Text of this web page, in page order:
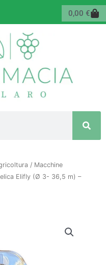
0,00 €
/ Macchine
Elifly (Ø 3- 36,5 m) –